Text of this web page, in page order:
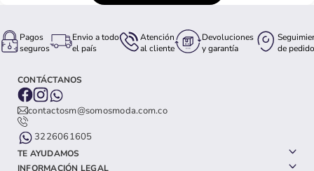
Pagos
seguros
Envio a todo
el país
Atención
al cliente
Devoluciones
y garantía
de pedido
CONTÁCTANOS
contactosm@somosmoda.com.co
3226061605
TE AYUDAMOS
INFORMACIÓN LEGAL